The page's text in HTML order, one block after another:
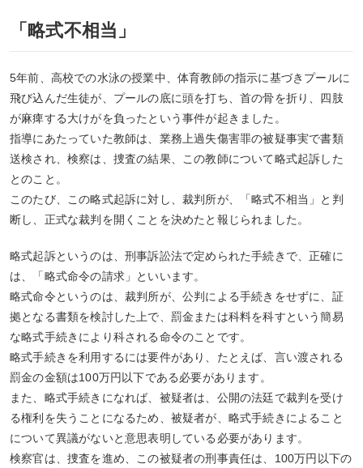
「略式不相当」
5年前、高校での水泳の授業中、体育教師の指示に基づきプールに
飛び込んだ生徒が、プールの底に頭を打ち、首の骨を折り、四肢
が麻痺する大けがを負ったという事件が起きました。
指導にあたっていた教師は、業務上過失傷害罪の被疑事実で書類
送検され、検察は、捜査の結果、この教師について略式起訴した
とのこと。
このたび、この略式起訴に対し、裁判所が、「略式不相当」と判
断し、正式な裁判を開くことを決めたと報じられました。
略式起訴というのは、刑事訴訟法で定められた手続きで、正確に
は、「略式命令の請求」といいます。
略式命令というのは、裁判所が、公判による手続きをせずに、証
拠となる書類を検討した上で、罰金または科料を科すという簡易
な略式手続きにより科される命令のことです。
略式手続きを利用するには要件があり、たとえば、言い渡される
罰金の金額は100万円以下である必要があります。
また、略式手続きになれば、被疑者は、公開の法廷で裁判を受け
る権利を失うことになるため、被疑者が、略式手続きによること
について異議がないと意思表明している必要があります。
検察官は、捜査を進め、この被疑者の刑事責任は、100万円以下の